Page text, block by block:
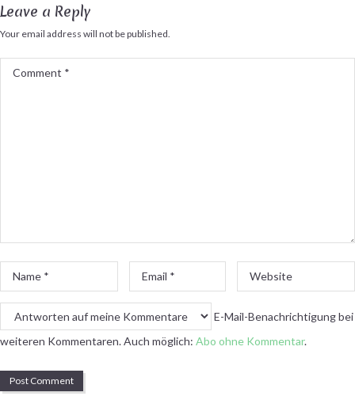
Leave a Reply
Your email address will not be published.
Comment
Name
*
Email
*
Website
E-Mail-Benachrichtigung bei
weiteren Kommentaren. Auch möglich: Abo ohne Kommentar.